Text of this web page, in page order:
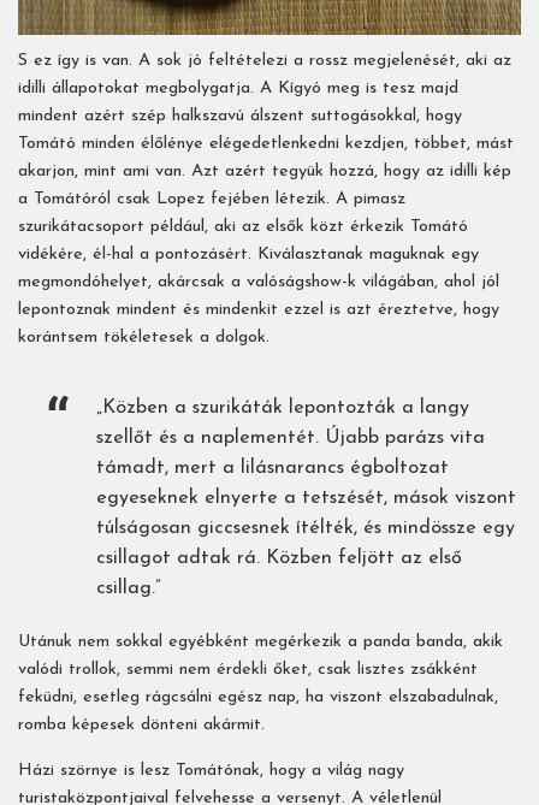
S ez így is van. A sok jó feltételezi a rossz megjelenését, aki az
idilli állapotokat megbolygatja. A Kígyó meg is tesz majd
mindent azért szép halkszavú álszent suttogásokkal, hogy
Tomátó minden élőlénye elégedetlenkedni kezdjen, többet, mást
akarjon, mint ami van. Azt azért tegyük hozzá, hogy az idilli kép
a Tomátóról csak Lopez fejében létezik. A pimasz
szurikátacsoport például, aki az elsők közt érkezik Tomátó
vidékére, él-hal a pontozásért. Kiválasztanak maguknak egy
megmondóhelyet, akárcsak a valóságshow-k világában, ahol jól
lepontoznak mindent és mindenkit ezzel is azt éreztetve, hogy
korántsem tökéletesek a dolgok.
„Közben a szurikáták lepontozták a langy
szellőt és a naplementét. Újabb parázs vita
támadt, mert a lilásnarancs égboltozat
egyeseknek elnyerte a tetszését, mások viszont
túlságosan giccsesnek ítélték, és mindössze egy
csillagot adtak rá. Közben feljött az első
csillag.”
Utánuk nem sokkal egyébként megérkezik a panda banda, akik
valódi trollok, semmi nem érdekli őket, csak lisztes zsákként
feküdni, esetleg rágcsálni egész nap, ha viszont elszabadulnak,
romba képesek dönteni akármit.
Házi szörnye is lesz Tomátónak, hogy a világ nagy
turistaközpontjaival felvehesse a versenyt. A véletlenül